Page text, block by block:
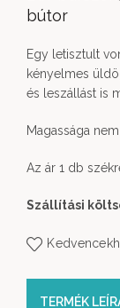
bútor
Egy letisztult
kényelmes
és leszállást is
Magassága
Az ár 1 db
Szállítási
TERMÉK